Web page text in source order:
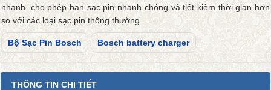
nhanh, cho phép bạn sạc pin nhanh chóng và tiết kiệm thời gian hơn
so với các loại sạc pin thông thường.
Bộ Sạc Pin Bosch Bosch battery charger
THÔNG TIN CHI TIẾT